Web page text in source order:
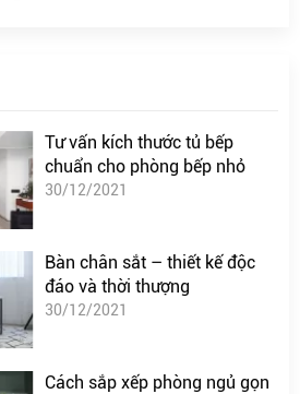
Tư vấn kích thước tủ bếp
chuẩn cho phòng bếp nhỏ
30/12/2021
Bàn chân sắt – thiết kế độc
đáo và thời thượng
30/12/2021
Cách sắp xếp phòng ngủ gọn